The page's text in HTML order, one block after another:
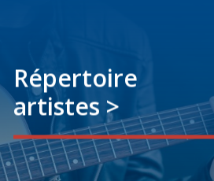
Répertoire
artistes >